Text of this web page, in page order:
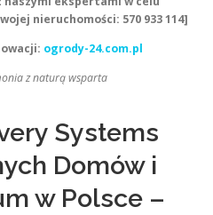
nieruchomości: 570 933 114]
ogrody-24.com.pl
z naturą wsparta
Systems
Domów i
w Polsce –